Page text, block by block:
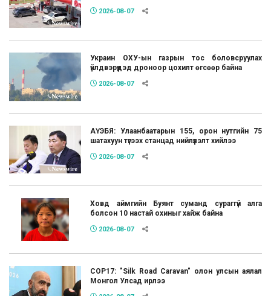
2026-08-07
Украин ОХУ-ын газрын тос боловсруулах
үйлдвэрүүдэд дроноор цохилт өгсөөр байна
2026-08-07
АҮЭБЯ: Улаанбаатарын 155, орон нутгийн 75
шатахуун түгээх станцад нийлүүлэлт хийлээ
2026-08-07
Ховд аймгийн Буянт суманд сураггүй алга
болсон 10 настай охиныг хайж байна
2026-08-07
COP17: "Silk Road Caravan" олон улсын аялал
Монгол Улсад ирлээ